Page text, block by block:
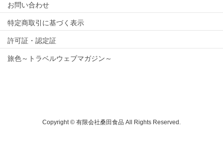
お問い合わせ
特定商取引に基づく表示
許可証・認定証
旅色～トラベルウェブマガジン～
Copyright © 有限会社桑田食品 All Rights Reserved.